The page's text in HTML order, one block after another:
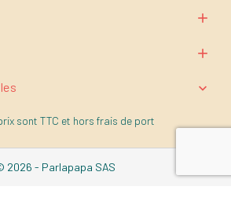



sont TTC et hors frais de port
2026 - Parlapapa SAS